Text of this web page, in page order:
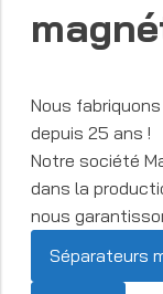
Nous
depuis 25 ans !
Notre société
dans la
nous
Séparateurs